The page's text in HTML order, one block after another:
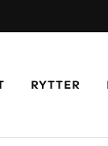
RYTTER